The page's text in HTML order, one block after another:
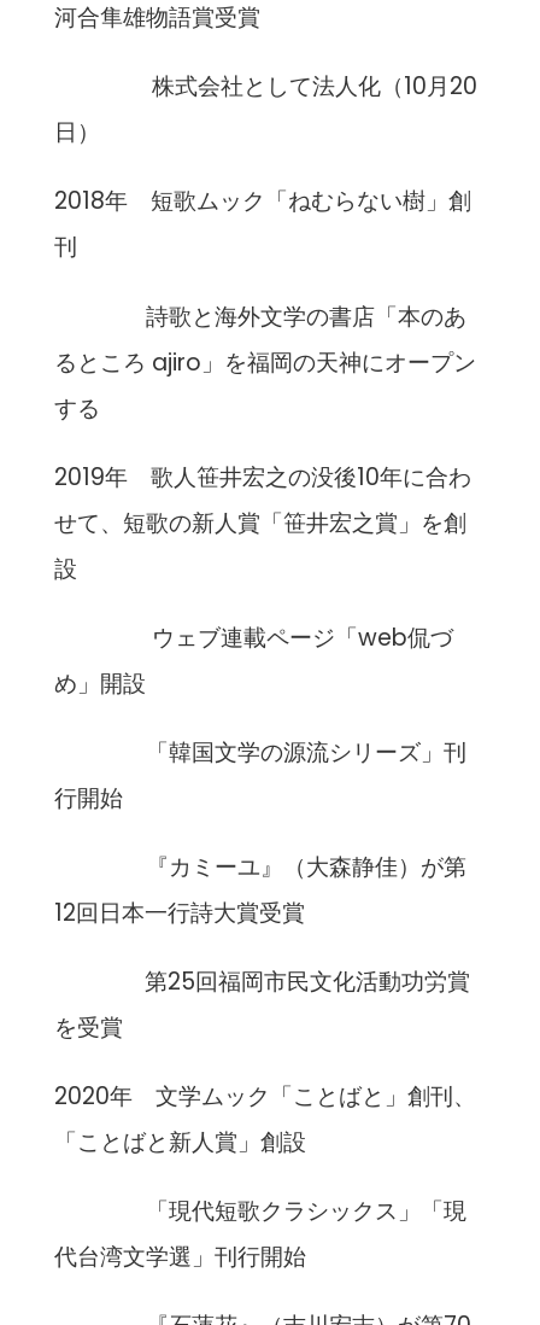
河合隼雄物語賞受賞
株式会社として法人化（10月20
日）
2018年 短歌ムック「ねむらない樹」創
刊
詩歌と海外文学の書店「本のあ
るところ ajiro」を福岡の天神にオープン
する
2019年 歌人笹井宏之の没後10年に合わ
せて、短歌の新人賞「笹井宏之賞」を創
設
ウェブ連載ページ「web侃づ
め」開設
「韓国文学の源流シリーズ」刊
行開始
『カミーユ』（大森静佳）が第
12回日本一行詩大賞受賞
第25回福岡市民文化活動功労賞
を受賞
2020年 文学ムック「ことばと」創刊、
「ことばと新人賞」創設
「現代短歌クラシックス」「現
代台湾文学選」刊行開始